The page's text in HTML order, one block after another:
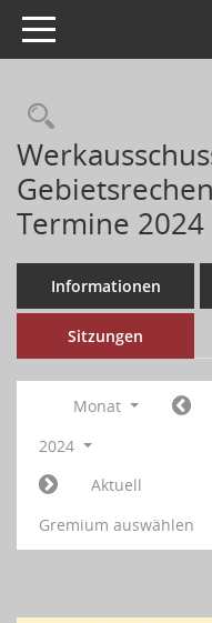
Toggle navigation
Termine 2024
Informationen
Sitzungen
Monat
2024
Aktuell
Gremium auswählen